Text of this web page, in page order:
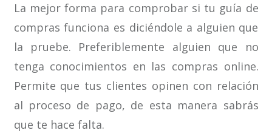
La mejor forma para comprobar si tu guía de
compras funciona es diciéndole a alguien que
la pruebe. Preferiblemente alguien que no
tenga conocimientos en las compras online.
Permite que tus clientes opinen con relación
al proceso de pago, de esta manera sabrás
que te hace falta.